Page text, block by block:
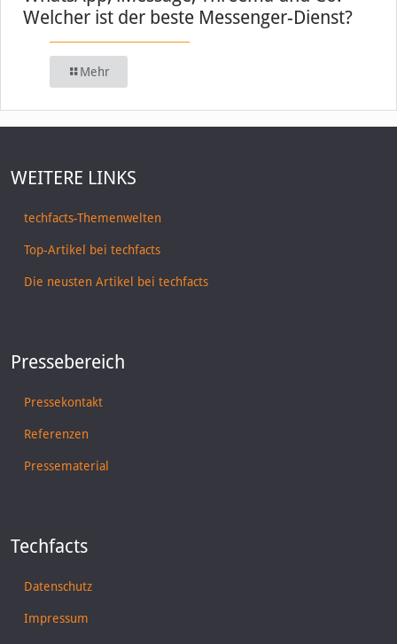
Welcher ist der beste Messenger-Dienst?
Mehr
WEITERE LINKS
techfacts-Themenwelten
Top-Artikel bei techfacts
Die neusten Artikel bei techfacts
Pressebereich
Pressekontakt
Referenzen
Pressematerial
Techfacts
Datenschutz
Impressum